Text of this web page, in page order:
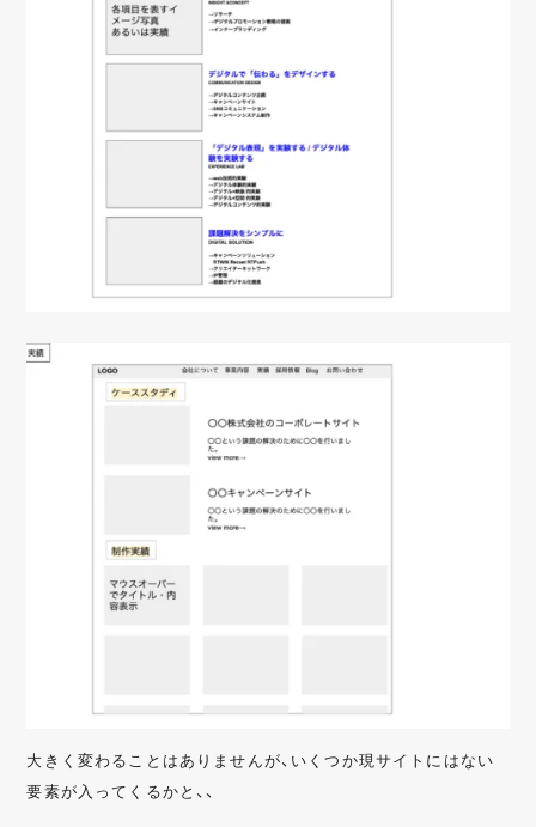
大きく変わることはありませんが、いくつか現サイトにはない
要素が入ってくるかと、、